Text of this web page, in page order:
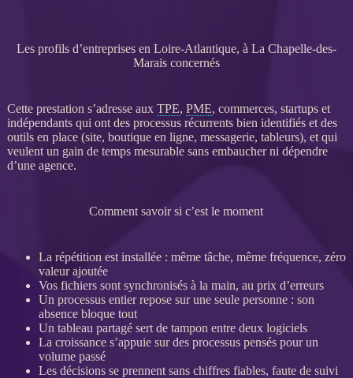
Les profils d’entreprises en Loire-Atlantique, à La Chapelle-des-
Marais concernés
Cette prestation s’adresse aux TPE, PME, commerces, startups et
indépendants qui ont des processusrécurrents bien identifiés et des
outils en place (site, boutique en ligne, messagerie, tableurs), et qui
veulent un gain de temps mesurable sans embaucher ni dépendre
d’une agence.
Comment savoir si c’est le moment
La répétition est installée : même tâche, même fréquence, zéro
valeur ajoutée
Vos fichiers sont synchronisés à la main, au prix d’erreurs
Un processusentier repose sur une seule personne : son
absence bloque tout
Un tableau partagé sert de tampon entre deux logiciels
La croissance s’appuie sur des processuspensés pour un
volume passé
Les décisions se prennent sans chiffres fiables, faute de suivi